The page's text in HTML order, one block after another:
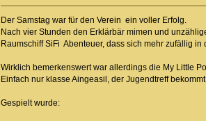
Der Samstag war für den Verein ein voller Erfolg.
Nach vier Stunden den Erklärbär mimen und
Raumschiff SiFi Abenteuer, dass sich mehr zufällig
Wirklich bemerkenswert war allerdings die My Little
Einfach nur klasse Aingeasil, der Jugendtreff
Gespielt wurde: